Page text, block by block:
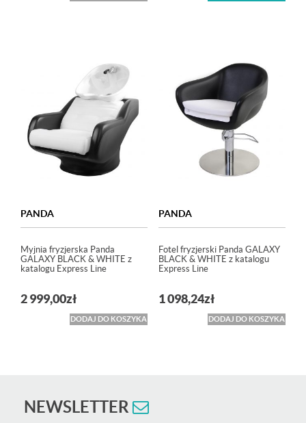
PANDA
Myjnia fryzjerska Panda
GALAXY BLACK & WHITE z
katalogu Express Line
2 999,00zł
DODAJ DO KOSZYKA
PANDA
Fotel fryzjerski Panda GALAXY
BLACK & WHITE z katalogu
Express Line
1 098,24zł
DODAJ DO KOSZYKA
NEWSLETTER